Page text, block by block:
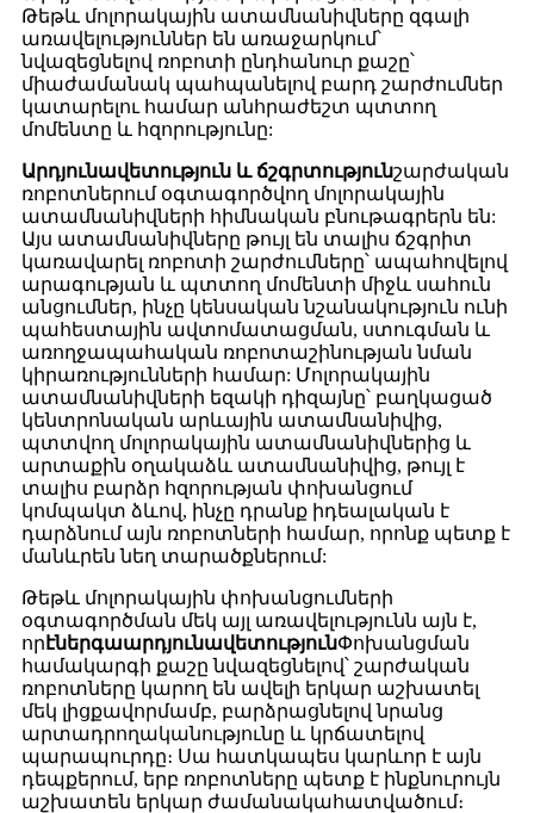
Թեթև մոլորակային ատամնանիվները զգալի
առավելություններ են առաջարկում՝
նվազեցնելով ռոբոտի ընդհանուր քաշը՝
միաժամանակ պահպանելով բարդ շարժումներ
կատարելու համար անհրաժեշտ պտտող
մոմենտը և հզորությունը:
Արդյունավետություն և ճշգրտությունշարժական
ռոբոտներում օգտագործվող մոլորակային
ատամնանիվների հիմնական բնութագրերն են:
Այս ատամնանիվները թույլ են տալիս ճշգրիտ
կառավարել ռոբոտի շարժումները՝ ապահովելով
արագության և պտտող մոմենտի միջև սահուն
անցումներ, ինչը կենսական նշանակություն ունի
պահեստային ավտոմատացման, ստուգման և
առողջապահական ռոբոտաշինության նման
կիրառությունների համար: Մոլորակային
ատամնանիվների եզակի դիզայնը՝ բաղկացած
կենտրոնական արևային ատամնանիվից,
պտտվող մոլորակային ատամնանիվներից և
արտաքին օղակաձև ատամնանիվից, թույլ է
տալիս բարձր հզորության փոխանցում
կոմպակտ ձևով, ինչը դրանք իդեալական է
դարձնում այն ​​ռոբոտների համար, որոնք պետք է
մանևրեն նեղ տարածքներում:
Թեթև մոլորակային փոխանցումների
օգտագործման մեկ այլ առավելությունն այն է,
որ էներգաարդյունավետությունՓոխանցման
համակարգի քաշը նվազեցնելով՝ շարժական
ռոբոտները կարող են ավելի երկար աշխատել
մեկ լիցքավորմամբ, բարձրացնելով նրանց
արտադրողականությունը և կրճատելով
պարապուրդը։ Սա հատկապես կարևոր է այն
դեպքերում, երբ ռոբոտները պետք է ինքնուրույն
աշխատեն երկար ժամանակահատվածում։